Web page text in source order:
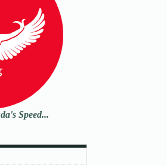
Speed...